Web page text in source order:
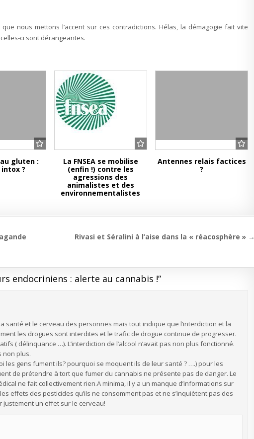
nous mettons l’accent sur ces contradictions. Hélas, la démagogie fait vite
ci sont dérangeantes.
gluten :
?
La FNSEA se mobilise
(enfin !) contre les
agressions des
animalistes et des
environnementalistes
Antennes relais factices
?
Rivasi et Séralini à l’aise dans la « réacosphère » →
endocriniens : alerte au cannabis !”
santé et le cerveau des personnes mais tout indique que l’interdiction et la
les drogues sont interdites et le trafic de drogue continue de progresser.
( délinquance …). L’interdiction de l’alcool n’avait pas non plus fonctionné.
non plus.
les gens fument ils? pourquoi se moquent ils de leur santé ? ….) pour les
de prétendre à tort que fumer du cannabis ne présente pas de danger. Le
ne fait collectivement rien.A minima, il y a un manque d’informations sur
effets des pesticides qu’ils ne consomment pas et ne s’inquiètent pas des
justement un effet sur le cerveau!